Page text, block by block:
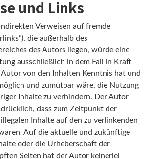
und Links
Verweisen auf fremde
die außerhalb des
des Autors liegen, würde eine
ausschließlich in dem Fall in Kraft
von den Inhalten Kenntnis hat und
und zumutbar wäre, die Nutzung
Inhalte zu verhindern. Der Autor
dass zum Zeitpunkt der
Inhalte auf den zu verlinkenden
Auf die aktuelle und zukünftige
oder die Urheberschaft der
Seiten hat der Autor keinerlei